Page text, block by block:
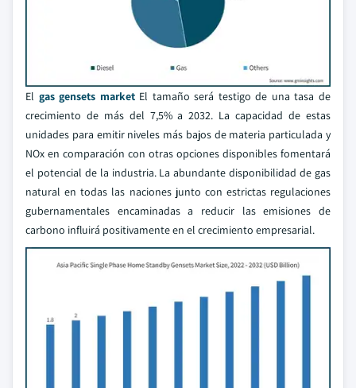
El gas gensets marketEl tamaño será testigo de una tasa de
crecimiento de más del 7,5% a 2032. La capacidad de estas
unidades para emitir niveles más bajos de materia particulada y
NOx en comparación con otras opciones disponibles fomentará
el potencial de la industria. La abundante disponibilidad de gas
natural en todas las naciones junto con estrictas regulaciones
gubernamentales encaminadas a reducir las emisiones de
carbono influirá positivamente en el crecimiento empresarial.